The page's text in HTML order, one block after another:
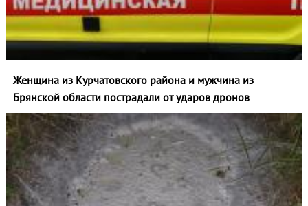
Женщина из Курчатовского района и мужчина из
Брянской области пострадали от ударов дронов